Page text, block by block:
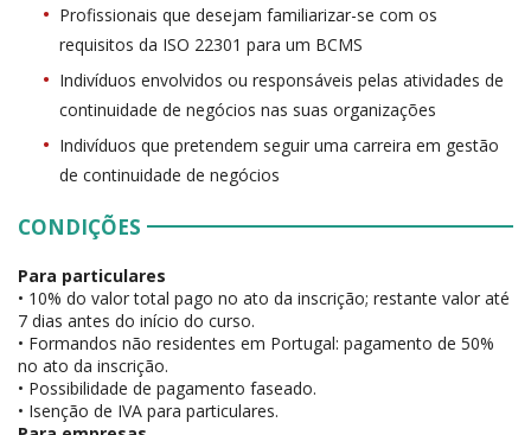
Profissionais que desejam familiarizar-se com os
requisitos da ISO 22301 para um BCMS
Indivíduos envolvidos ou responsáveis pelas atividades de
continuidade de negócios nas suas organizações
Indivíduos que pretendem seguir uma carreira em gestão
de continuidade de negócios
CONDIÇÕES
Para particulares
• 10% do valor total pago no ato da inscrição; restante valor até
7 dias antes do início do curso.
• Formandos não residentes em Portugal: pagamento de 50%
no ato da inscrição.
• Possibilidade de pagamento faseado.
• Isenção de IVA para particulares.